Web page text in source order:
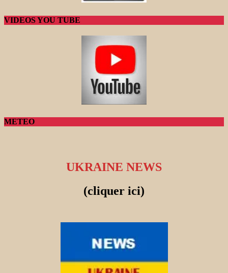
VIDEOS YOU TUBE
METEO
UKRAINE NEWS
(cliquer ici)